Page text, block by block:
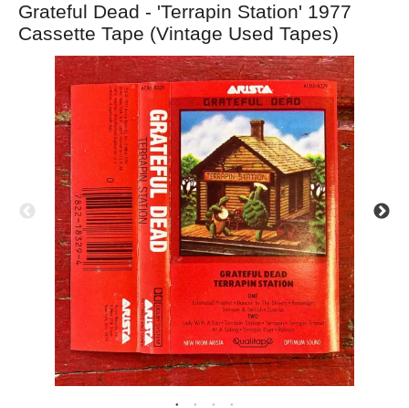
Grateful Dead - 'Terrapin Station' 1977
Cassette Tape (Vintage Used Tapes)